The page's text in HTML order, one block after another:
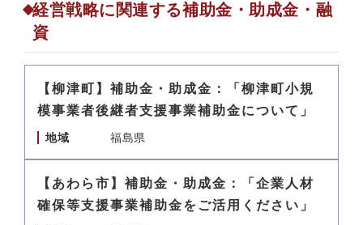
経営戦略に関連する補助金・助成金・融
資
【柳津町】補助金・助成金：「柳津町小規
模事業者後継者支援事業補助金について」
地域 福島県
【あわら市】補助金・助成金：「企業人材
確保等支援事業補助金をご活用ください」